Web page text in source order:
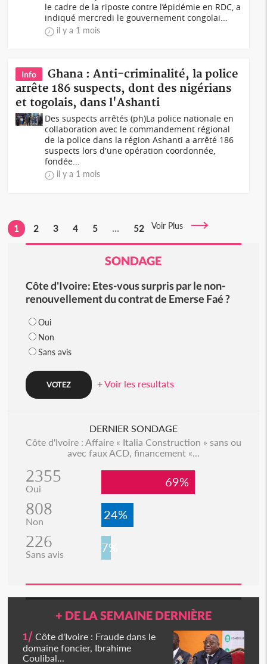
le cadre de la riposte contre l’épidémie en RDC, a
indiqué mercredi le gouvernement congolai...
il y a 1 mois
Info
Ghana : Anti-criminalité, la police
arrête 186 suspects, dont des nigérians
et togolais, dans l'Ashanti
Des suspects arrêtés (ph)La police nationale en
collaboration avec le commandement régional
de la police dans la région Ashanti a arrêté 186
suspects lors d'une opération coordonnée,
fondée...
il y a 1 mois
1 2 3 4 5 ... 52 Voir Plus
SONDAGE
Côte d'Ivoire: Etes-vous surpris par le non-
renouvellement du contrat de Emerse Faé ?
Oui
Non
Sans avis
+ Voir les resultats
DERNIER SONDAGE
Côte d'Ivoire : Affaire « Italia Construction » sans ou
avec faux ACD, financement «...
2355
Oui 69%
808
Non 24%
226
Sans avis 7%
+ DE LA SEMAINE DERNIÈRE
1/ Côte d'Ivoire : Fraude dans le
domaine foncier, Ibrahime
Coulibal...